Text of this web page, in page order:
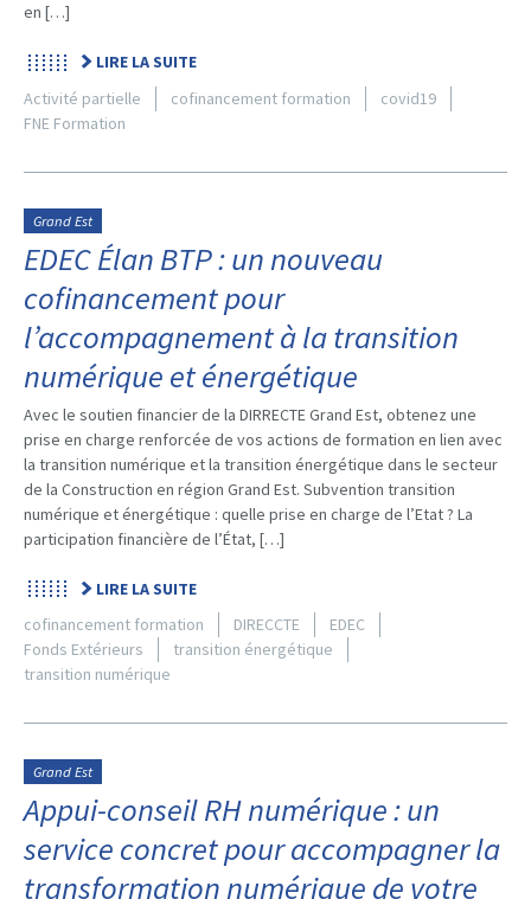
en […]
LIRE LA SUITE
Activité partielle
cofinancement formation
covid19
FNE Formation
Grand Est
EDEC Élan BTP : un nouveau
cofinancement pour
l’accompagnement à la transition
numérique et énergétique
Avec le soutien financier de la DIRRECTE Grand Est, obtenez une
prise en charge renforcée de vos actions de formation en lien avec
la transition numérique et la transition énergétique dans le secteur
de la Construction en région Grand Est. Subvention transition
numérique et énergétique : quelle prise en charge de l’Etat ? La
participation financière de l’État, […]
LIRE LA SUITE
cofinancement formation
DIRECCTE
EDEC
Fonds Extérieurs
transition énergétique
transition numérique
Grand Est
Appui-conseil RH numérique : un
service concret pour accompagner la
transformation numérique de votre